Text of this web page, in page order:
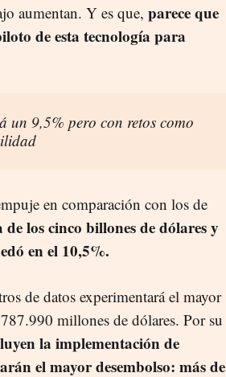
aumentan. Y es que, parece que
de esta tecnología para
9,5% pero con retos como
en comparación con los de
los cinco billones de dólares y
en el 10,5%.
de datos experimentará el mayor
millones de dólares. Por su
la implementación de
el mayor desembolso: más de